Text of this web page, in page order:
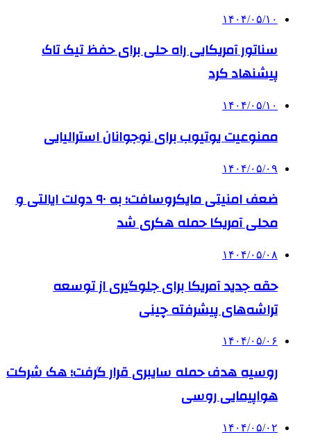
۱۴۰۴/۰۵/۱۰
سناتور آمریکایی راه حلی برای حفظ تیک تاک
پیشنهاد کرد
۱۴۰۴/۰۵/۱۰
ممنوعیت یوتیوب برای نوجوانان استرالیایی
۱۴۰۴/۰۵/۰۹
ضعف امنیتی مایکروسافت؛ به ۹۰ دولت ایالتی و
محلی آمریکا حمله هکری شد
۱۴۰۴/۰۵/۰۸
حقه جدید آمریکا برای جلوگیری از توسعه
تراشه‌های پیشرفته چینی
۱۴۰۴/۰۵/۰۶
روسیه هدف حمله سایبری قرار گرفت؛ هک شرکت
هواپیمایی روسی
۱۴۰۴/۰۵/۰۲